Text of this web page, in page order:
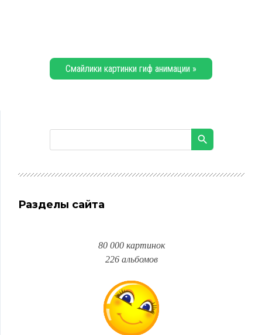
Смайлики картинки гиф анимации »
Разделы сайта
80 000 картинок
226 альбомов